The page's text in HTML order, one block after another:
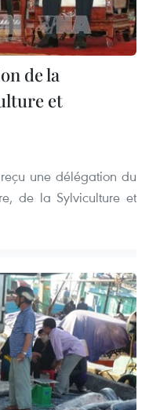
de la
et
une délégation du
de la Sylviculture et